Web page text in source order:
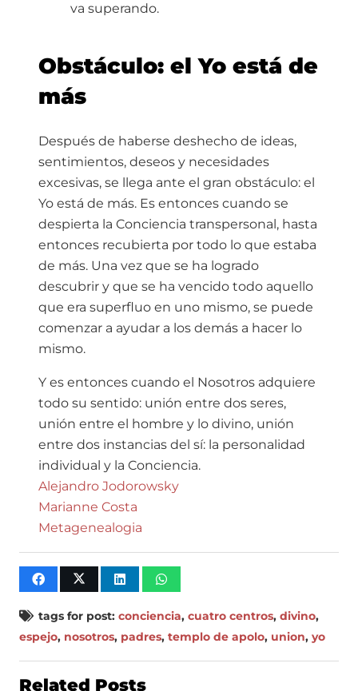
va superando.
Obstáculo: el Yo está de
más
Después de haberse deshecho de ideas,
sentimientos, deseos y necesidades
excesivas, se llega ante el gran obstáculo: el
Yo está de más. Es entonces cuando se
despierta la Conciencia transpersonal, hasta
entonces recubierta por todo lo que estaba
de más. Una vez que se ha logrado
descubrir y que se ha vencido todo aquello
que era superfluo en uno mismo, se puede
comenzar a ayudar a los demás a hacer lo
mismo.
Y es entonces cuando el Nosotros adquiere
todo su sentido: unión entre dos seres,
unión entre el hombre y lo divino, unión
entre dos instancias del sí: la personalidad
individual y la Conciencia.
Alejandro Jodorowsky
Marianne Costa
Metagenealogia
tags for post: conciencia, cuatro centros, divino,
espejo, nosotros, padres, templo de apolo, union, yo
Related Posts